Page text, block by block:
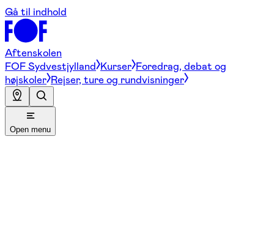
Gå til indhold
Aftenskolen
FOF Sydvestjylland Kurser Foredrag, debat og
højskoler Rejser, ture og rundvisninger
Open menu